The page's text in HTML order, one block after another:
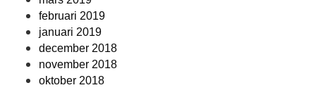
februari 2019
januari 2019
december 2018
november 2018
oktober 2018